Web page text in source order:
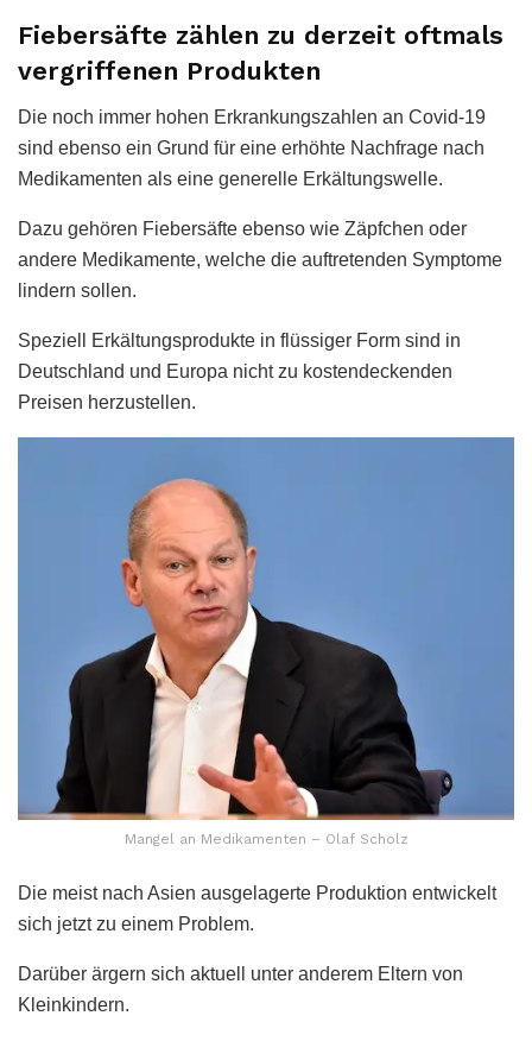
Fiebersäfte zählen zu derzeit oftmals
vergriffenen Produkten
Die noch immer hohen Erkrankungszahlen an Covid-19
sind ebenso ein Grund für eine erhöhte Nachfrage nach
Medikamenten als eine generelle Erkältungswelle.
Dazu gehören Fiebersäfte ebenso wie Zäpfchen oder
andere Medikamente, welche die auftretenden Symptome
lindern sollen.
Speziell Erkältungsprodukte in flüssiger Form sind in
Deutschland und Europa nicht zu kostendeckenden
Preisen herzustellen.
Mangel an Medikamenten – Olaf Scholz
Die meist nach Asien ausgelagerte Produktion entwickelt
sich jetzt zu einem Problem.
Darüber ärgern sich aktuell unter anderem Eltern von
Kleinkindern.